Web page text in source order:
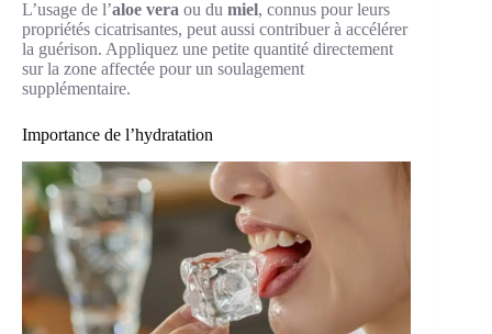
L’usage de l’aloe vera ou du miel, connus pour leurs
propriétés cicatrisantes, peut aussi contribuer à accélérer
la guérison. Appliquez une petite quantité directement
sur la zone affectée pour un soulagement
supplémentaire.
Importance de l’hydratation